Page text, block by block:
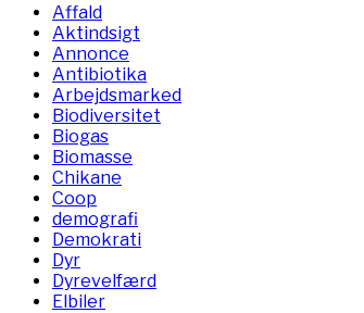
Affald
Aktindsigt
Annonce
Antibiotika
Arbejdsmarked
Biodiversitet
Biogas
Biomasse
Chikane
Coop
demografi
Demokrati
Dyr
Dyrevelfærd
Elbiler